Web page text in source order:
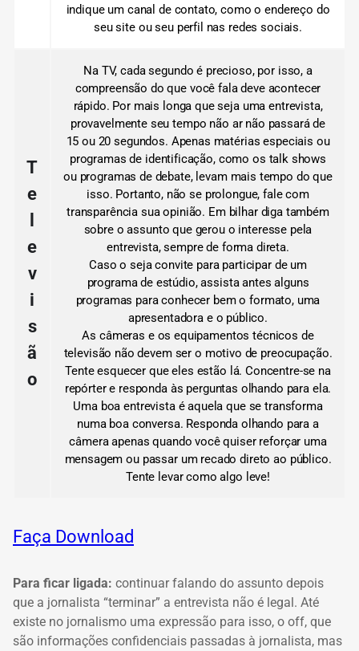
indique um canal de contato, como o endereço do
seu site ou seu perfil nas redes sociais.
T
e
l
e
v
i
s
ã
o
Na TV, cada segundo é precioso, por isso, a
compreensão do que você fala deve acontecer
rápido. Por mais longa que seja uma entrevista,
provavelmente seu tempo não ar não passará de
15 ou 20 segundos. Apenas matérias especiais ou
programas de identificação, como os talk shows
ou programas de debate, levam mais tempo do que
isso. Portanto, não se prolongue, fale com
transparência sua opinião. Em bilhar diga também
sobre o assunto que gerou o interesse pela
entrevista, sempre de forma direta.
Caso o seja convite para participar de um
programa de estúdio, assista antes alguns
programas para conhecer bem o formato, uma
apresentadora e o público.
As câmeras e os equipamentos técnicos de
televisão não devem ser o motivo de preocupação.
Tente esquecer que eles estão lá.Concentre-se na
repórter e responda às perguntas olhando para ela.
Uma boa entrevista é aquela que se transforma
numa boa conversa. Responda olhando para a
câmera apenas quando você quiser reforçar uma
mensagem ou passar um recado direto ao público.
Tente levar como algo leve!
Faça Download
Para ficar ligada: continuar falando do assunto depois
que a jornalista “terminar” a entrevista não é legal. Até
existe no jornalismo uma expressão para isso, o off, que
são informações confidenciais passadas à jornalista, mas